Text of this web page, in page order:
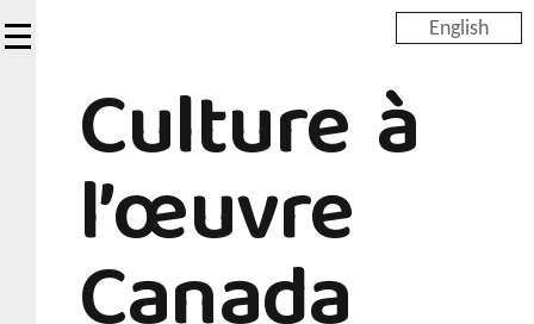
to
English
Culture à
l’œuvre